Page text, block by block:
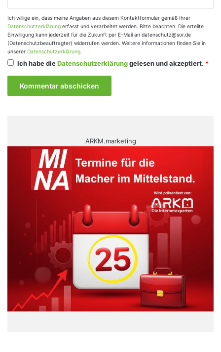
Ich willige ein, dass meine Angaben aus diesem Kontaktformular gemäß Ihrer
Datenschutzerklärung erfasst und verarbeitet werden. Bitte beachten: Die erteilte
Einwilligung kann jederzeit für die Zukunft per E-Mail an datenschutz@sor.de
(Datenschutzbeauftragter) widerrufen werden. Weitere Informationen finden Sie in
unserer Datenschutzerklärung.
Ich habe dieDatenschutzerklärunggelesen und akzeptiert. *
ARKM.marketing